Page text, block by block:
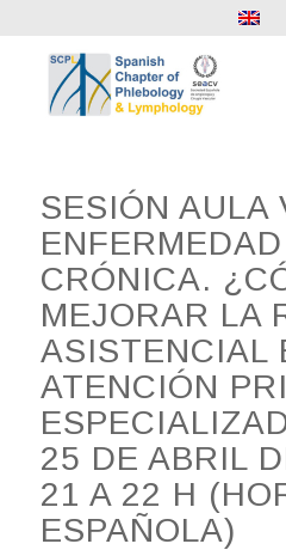
SESIÓN AULA
CRÓNICA.
MEJORAR LA
ASISTENCIAL
ATENCIÓN
25 DE ABRIL
21 A 22 H
ESPAÑOLA)